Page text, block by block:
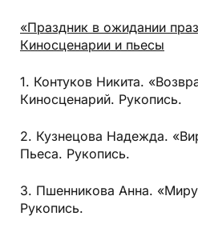
«Праздник в ожидании
Киносценарии и пьесы
1. Контуков Никита.
Киносценарий. Рукопись.
2. Кузнецова Надежда.
Пьеса. Рукопись.
3. Пшенникова Анна.
Рукопись.